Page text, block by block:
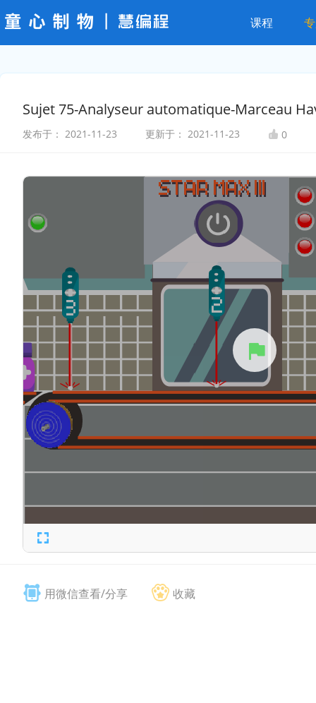
课程
Sujet 75-Analyseur automatique-Marceau
发布于： 2021-11-23 更新于： 2021-11-23 0
用微信查看/分享 收藏